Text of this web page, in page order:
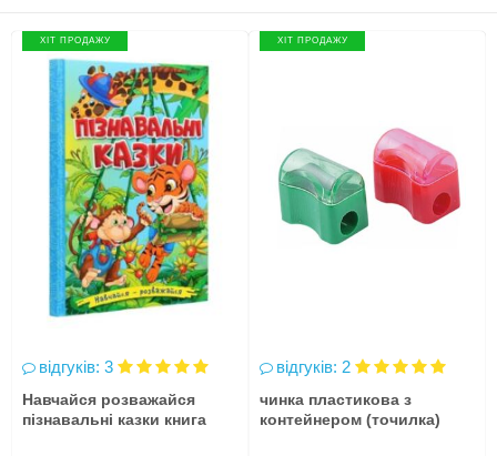
ХІТ ПРОДАЖУ
відгуків: 3
Навчайся розважайся
пізнавальні казки книга
ХІТ ПРОДАЖУ
відгуків: 2
чинка пластикова з
контейнером (точилка)